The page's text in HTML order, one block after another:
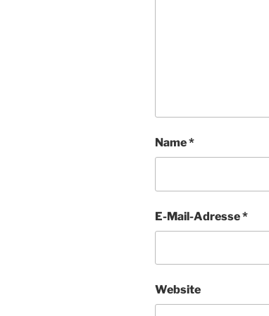
Name*
E-Mail-Adresse*
Website